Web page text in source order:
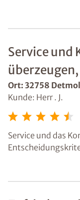
hat wieder
Service und
Ort: 32758
Kunde: Herr . J.
Service und das
ausführliche
beigetragen. Mein